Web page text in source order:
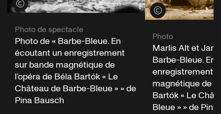
Voir les crédits
Photo de spectacle
Photo de « Barbe-Bleue. En
écoutant un enregistrement
sur bande magnétique de
l’opéra de Béla Bartók « Le
Château de Barbe-Bleue » » de
Pina Bausch
Voir les crédits
Photo
Marlis Alt et Jan
Barbe-Bleue. En
enregistrement
magnétique de
Bartók « Le
Bleue » » de